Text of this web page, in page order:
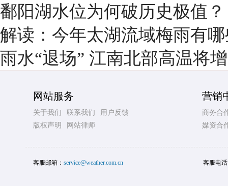
鄱阳湖水位为何破历史极值？
解读：今年太湖流域梅雨有
雨水“退场” 江南北部高温将
网站服务
关于我们 联系我们
用户反馈
版权声明
网站律师
营销
商务合
媒资合
客服邮箱： service@weather.com.cn 客服电